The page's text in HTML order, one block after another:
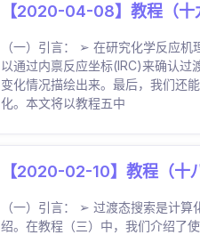
【2020-04-08】教程（十
（一）引言： ➢ 在研究化学反应
以通过内禀反应坐标(IRC)来确认过
变化情况描绘出来。最后，我们还
化。本文将以教程五中
【2020-02-10】教程（十
（一）引言： ➢ 过渡态搜索是计
绍。在教程（三）中，我们介绍了